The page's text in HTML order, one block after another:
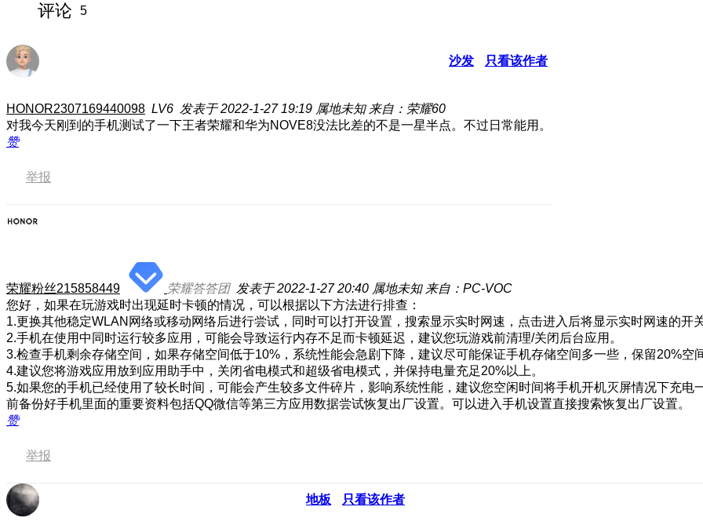
评论 5
沙发 只看该作者
HONOR2307169440098 LV6 发表于 2022-1-27 19:19 属地未知 来自：荣耀60
对我今天刚到的手机测试了一下王者荣耀和华为NOVE8没法比差的不是一星半点。不过日常能用。
赞
举报
荣耀粉丝215858449 荣耀答答团 发表于 2022-1-27 20:40 属地未知 来自：PC-VOC
您好，如果在玩游戏时出现延时卡顿的情况，可以根据以下方法进行排查：
1.更换其他稳定WLAN网络或移动网络后进行尝试，同时可以打开设置，搜索显示实时网速，点击进入后将显示实时网速的
2.手机在使用中同时运行较多应用，可能会导致运行内存不足而卡顿延迟，建议您玩游戏前清理/关闭后台应用。
3.检查手机剩余存储空间，如果存储空间低于10%，系统性能会急剧下降，建议尽可能保证手机存储空间多一些，保留20%空
4.建议您将游戏应用放到应用助手中，关闭省电模式和超级省电模式，并保持电量充足20%以上。
5.如果您的手机已经使用了较长时间，可能会产生较多文件碎片，影响系统性能，建议您空闲时间将手机开机灭屏情况下充
前备份好手机里面的重要资料包括QQ微信等第三方应用数据尝试恢复出厂设置。可以进入手机设置直接搜索恢复出厂设置。
赞
举报
地板 只看该作者